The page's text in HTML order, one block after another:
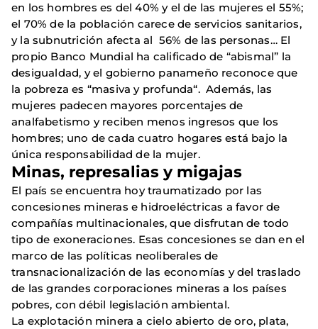
en los hombres es del 40% y el de las mujeres el 55%;
el 70% de la población carece de servicios sanitarios,
y la subnutrición afecta al 56% de las personas… El
propio Banco Mundial ha calificado de “abismal” la
desigualdad, y el gobierno panameño reconoce que
la pobreza es “masiva y profunda“. Además, las
mujeres padecen mayores porcentajes de
analfabetismo y reciben menos ingresos que los
hombres; uno de cada cuatro hogares está bajo la
única responsabilidad de la mujer.
Minas, represalias y migajas
El país se encuentra hoy traumatizado por las
concesiones mineras e hidroeléctricas a favor de
compañías multinacionales, que disfrutan de todo
tipo de exoneraciones. Esas concesiones se dan en el
marco de las políticas neoliberales de
transnacionalización de las economías y del traslado
de las grandes corporaciones mineras a los países
pobres, con débil legislación ambiental.
La explotación minera a cielo abierto de oro, plata,